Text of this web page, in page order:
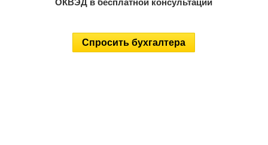
ОКВЭД в бесплатной консультации
Спросить бухгалтера